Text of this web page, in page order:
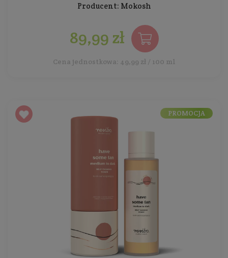
Producent: Mokosh
89,99 zł
Cena jednostkowa: 49,99 zł / 100 ml
PROMOCJA